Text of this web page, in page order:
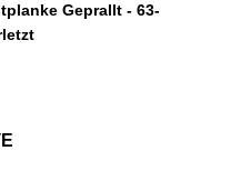
Geprallt - 63-